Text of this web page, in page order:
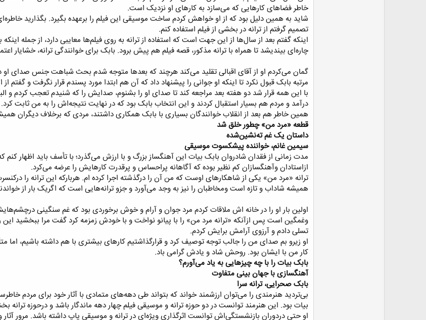
خاطر فضا‌های کار‌هایی که می‌سازد به کار‌های او نزدیک است.​
شاید به همین دلیل بود که از او خواهش کردم ساخت موسیقی این فیلم را برعهده بگیرد. بگذارید
تصمیم گرفتم از ترانه در بخشی از فیلم استفاده کنم.​
اینکه گفتم بعد از سال‌ها از این جهت است که استفاده از ترانه به روی فیلم‌ها معایبی دارد، از جمله
چاره‌ای بیندیشد تا همراه با ترانه مذکور، قصه فیلم هم پیش برود. بابک برای خوانندگی ترانه، خشایار
گمان می‌کردم او از آقای اقبالی تقلید می‌کند هرچند که بعد‌ها متوجه شدم بحث شباهت جنس صدای او
مرتبه بابک قبول نکرد تا اینکه او جوانی را پیشنهاد داد که آن هم ابتدا مورد پسندم قرار نگرفت و
با این همه قرار شد دو هفته بعد مراجعه کند تا صدای او را بشنوم، صدایش را که شنیدم تعجب کردم و
درآمد و مردم هم بسیار استقبال کردند و این انتخاب بابک بود که در نهایت نتیجه‌اش را به من ثابت
همین خاطر هم بعد از انقلاب خوانندگان بسیاری با بابک همکاری داشتند، مردی که برخلاف دیگران
قطعه «مرد من» چطور خلق شد
داستان یک غم ته‌نشین‌شده
سیمین غانم، خواننده پیشکسوت موسیقی‌
مدت زمانی از فقدان شادروان بابک بیات این آهنگساز بزرگ و با ارزش می‌گذرد؛ با تأسف باید اظهار
ازاستادان وآهنگسازان کم نظیر بوده که آگاهانه پراحساس و پرقدرت کارهایش را عرضه می‌کرد.​
ترانه «مرد من» یکی از شاهکار‌های اوست که من آن را درگذشته اجرا کرده ام. هربارکه این ترانه را
همیشه شاداب و تازه است ومخاطبان را نیز به وجد می‌آورد و جزو ترانه‌هایی است که اگریک بار از
اولین بار او را در خانه اش ملاقات کردم مرد جوان و آرام و خوش برخوردی بود که غم سنگینی
وغمگین است پس ازآنکه «ترانه مرد من» را با پیانو نواخت و با خودش زمزمه کرد گفت مرا ببخشید این
تسلی دادم و آرزوی آرامش برایش کردم.​
او زیرو بم صدای من را جالب توجه توصیف کرد و قرارگذاشتیم کار‌های بیشتری با هم داشته باشیم، اما
کار من با ایشان بود. روحش شاد و یادش گرامی باد.​
بابک بیات را با چه چیز‌هایی به یاد می‌آورم؟
آهنگسازی با جهان بینی متفاوت‌
بابک صحرایی، ترانه سرا
بی‌تردید هنرمندی را می‌توان ارزشمند خواند که بتواند طی دهه‌های متمادی با آثار خود برای مردم
بیات بود. این هنرمند توانست در دو حوزه ترانه و موسیقی فیلم چهار دهه ماندگار باشد و درحوزه ترانه